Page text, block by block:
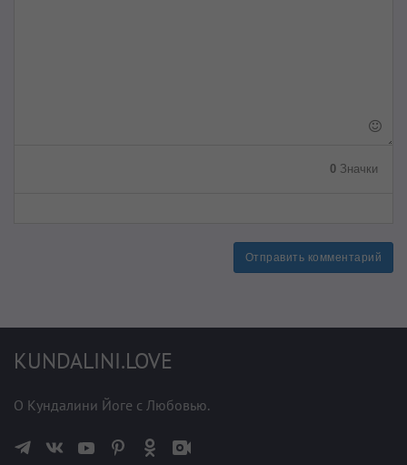
0 Значки
Отправить комментарий
KUNDALINI.LOVE
О Кундалини Йоге с Любовью.